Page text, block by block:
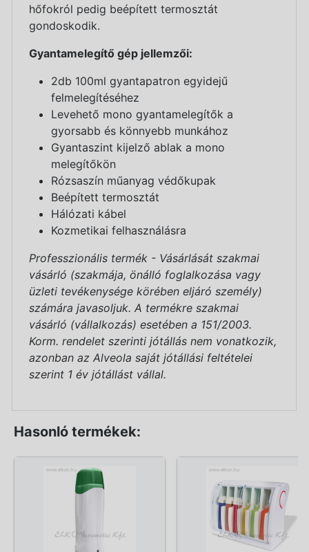
hőfokról pedig beépített termosztát
gondoskodik.
Gyantamelegítő gép jellemzői:
2db 100ml gyantapatron egyidejű
felmelegítéséhez
Levehető mono gyantamelegítők a
gyorsabb és könnyebb munkához
Gyantaszint kijelző ablak a mono
melegítőkön
Rózsaszín műanyag védőkupak
Beépített termosztát
Hálózati kábel
Kozmetikai felhasználásra
Professzionális termék - Vásárlását szakmai
vásárló (szakmája, önálló foglalkozása vagy
üzleti tevékenysége körében eljáró személy)
számára javasoljuk. A termékre szakmai
vásárló (vállalkozás) esetében a 151/2003.
Korm. rendelet szerinti jótállás nem vonatkozik,
azonban az Alveola saját jótállási feltételei
szerint 1 év jótállást vállal.
Hasonló termékek: